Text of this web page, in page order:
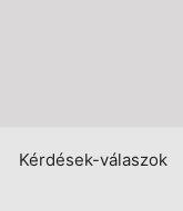
Kérdések-válaszok